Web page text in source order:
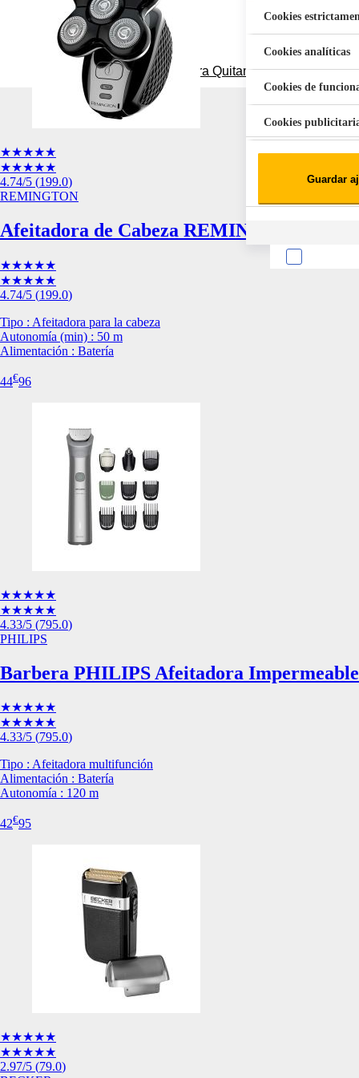
Aspiradora Quitamanchas 450W
★★★★★
★★★★★
4.74/5 (199.0)
REMINGTON
Afeitadora de Cabeza REMINGTON 5
★★★★★
★★★★★
4.74/5 (199.0)
Tipo : Afeitadora para la cabeza
Autonomía (min) : 50 m
Alimentación : Batería
44€96
★★★★★
★★★★★
4.33/5 (795.0)
PHILIPS
Barbera PHILIPS Afeitadora
★★★★★
★★★★★
4.33/5 (795.0)
Tipo : Afeitadora multifunción
Alimentación : Batería
Autonomía : 120 m
42€95
★★★★★
★★★★★
2.97/5 (79.0)
Cookies
Cookies analíticas
Cookies de
Cookies
Cookies analíticas
Guardar